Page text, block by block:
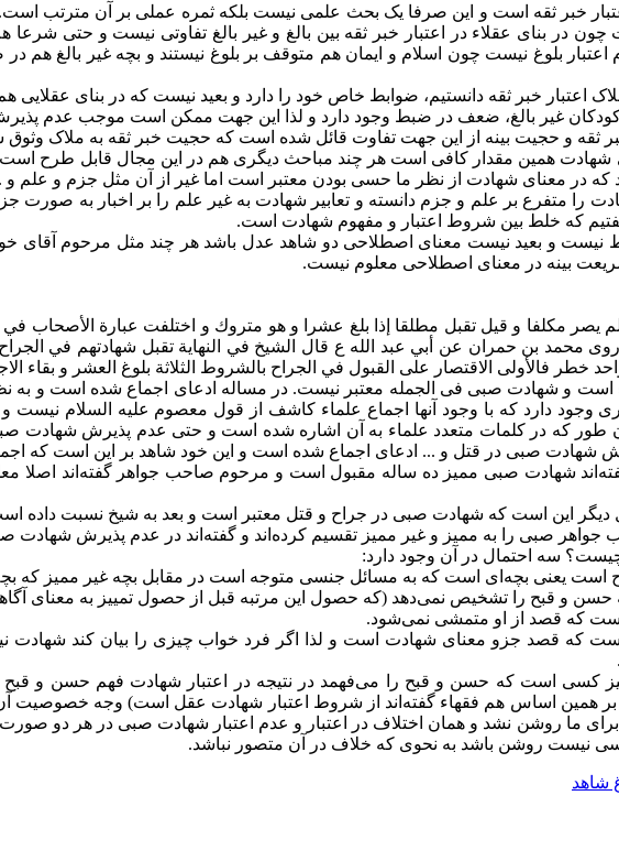
اعتبار خبر ثقه است و این صرفا یک بحث علمی نیست بلکه ثمره عملی بر آن مترتب
در بنای عقلاء در اعتبار خبر ثقه بین بالغ و غیر بالغ تفاوتی نیست و حتی شرعا
بلوغ نیست چون اسلام و ایمان هم متوقف بر بلوغ نیستند و بچه غیر بالغ هم
ملاک اعتبار خبر ثقه دانستیم، ضوابط خاص خود را دارد و بعید نیست که در بنای
کودکان غیر بالغ، ضعف در ضبط وجود دارد و لذا این جهت ممکن است موجب عدم پذیرش
ثقه و حجیت بینه از این جهت تفاوت قائل شده است که حجیت خبر ثقه به ملاک
همین مقدار کافی است هر چند مباحث دیگری هم در این مجال قابل طرح است
که در معنای شهادت از نظر ما حسی بودن معتبر است اما غیر از آن مثل جزم و علم
که خلط بین شروط اعتبار و مفهوم شهادت است.
نیست و بعید نیست معنای اصطلاحی دو شاهد عدل باشد هر چند مثل مرحوم آقای
بینه در معنای اصطلاحی معلوم نیست.
لم يصر مكلفا و قيل تقبل مطلقا إذا بلغ عشرا و هو متروك و اختلفت عبارة
محمد بن حمران عن أبي عبد الله ع قال الشيخ في النهاية تقبل شهادتهم في
خطر فالأولى الاقتصار على القبول في الجراح بالشروط الثلاثة بلوغ العشر و بقاء
است و شهادت صبی فی الجمله معتبر نیست. در مساله ادعای اجماع شده است و به
وجود دارد که با وجود آنها اجماع علماء کاشف از قول معصوم علیه السلام
که در کلمات متعدد علماء به آن اشاره شده است و حتی عدم پذیرش شهادت صبی
شهادت صبی در قتل و ... ادعای اجماع شده است و این خود شاهد بر این است که
شهادت صبی ممیز ده ساله مقبول است و مرحوم صاحب جواهر گفته‌اند اصلا
این است که شهادت صبی در جراح و قتل معتبر است و بعد به شیخ نسبت داده است
صبی را به ممیز و غیر ممیز تقسیم کرده‌اند و گفته‌اند در عدم پذیرش
سه احتمال در آن وجود دارد:
است یعنی بچه‌ای است که به مسائل جنسی متوجه است در مقابل بچه غیر ممیز که
حسن و قبح را تشخیص نمی‌دهد (که حصول این مرتبه قبل از حصول تمییز به معنای
که قصد از او متمشی نمی‌شود.
که قصد جزو معنای شهادت است و لذا اگر فرد خواب چیزی را بیان کند
کسی است که حسن و قبح را می‌فهمد در نتیجه در اعتبار شهادت فهم حسن و
اساس هم فقهاء گفته‌اند از شروط اعتبار شهادت عقل است) وجه خصوصیت آن
ما روشن نشد و همان اختلاف در اعتبار و عدم اعتبار شهادت صبی در هر دو
نیست روشن باشد به نحوی که خلاف در آن متصور نباشد.
شاهد